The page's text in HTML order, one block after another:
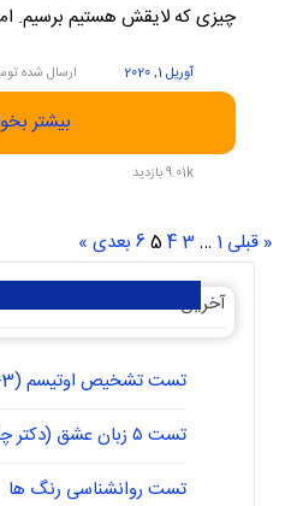
چیزی که لایقش هستیم برسیم.
آوریل 1, 2020 ارسال شده
بیشتر
« قبلی Page1
…
Page
3
Page
4
Page
5
Page
6 بعدی »
آخرین مقالات
تست تشخیص اوتیسم (GARS-3)
تست ۵ زبان عشق (دکتر چاپمن)
تست روانشناسی رنگ ها